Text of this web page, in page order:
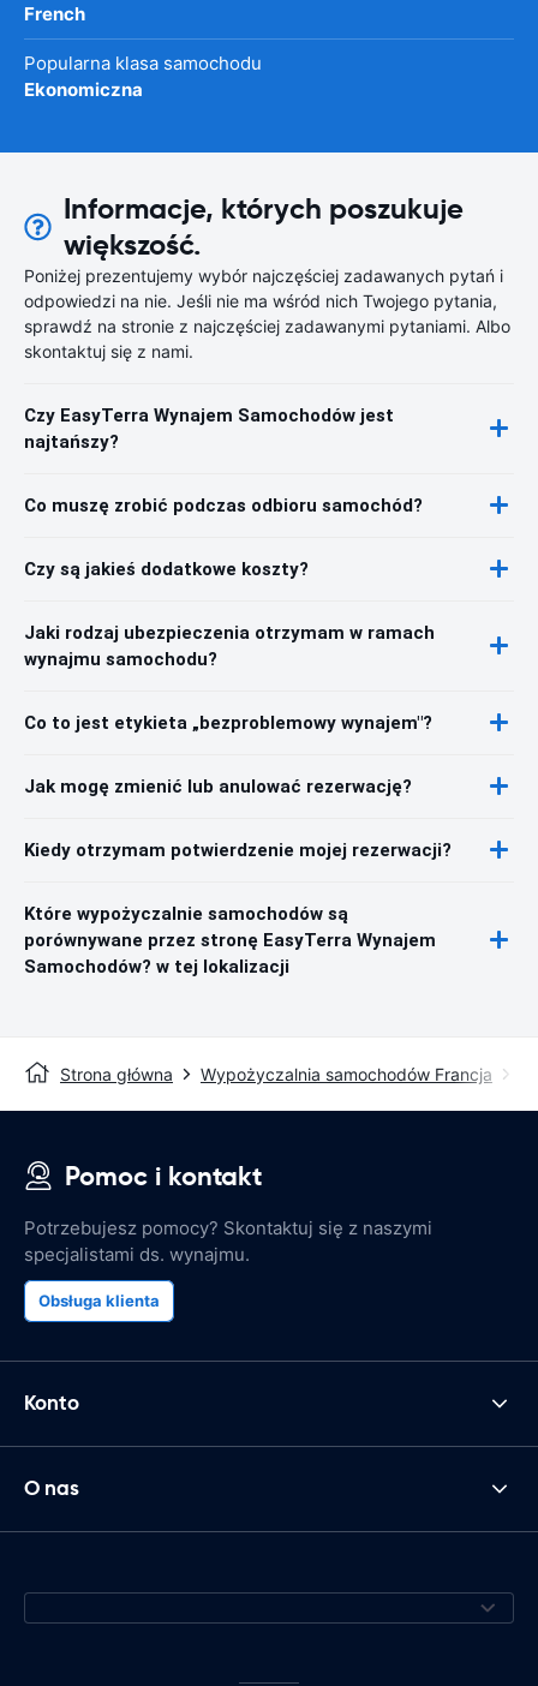
French
Popularna klasa samochodu
Ekonomiczna
Informacje, których poszukuje
większość.
Poniżej prezentujemy wybór najczęściej zadawanych pytań i
odpowiedzi na nie. Jeśli nie ma wśród nich Twojego pytania,
sprawdź na stronie z najczęściej zadawanymi pytaniami. Albo
skontaktuj się z nami.
Czy EasyTerra Wynajem Samochodów jest
najtańszy?
Co muszę zrobić podczas odbioru samochód?
Czy są jakieś dodatkowe koszty?
Jaki rodzaj ubezpieczenia otrzymam w ramach
wynajmu samochodu?
Co to jest etykieta „bezproblemowy wynajem"?
Jak mogę zmienić lub anulować rezerwację?
Kiedy otrzymam potwierdzenie mojej rezerwacji?
Które wypożyczalnie samochodów są
porównywane przez stronę EasyTerra Wynajem
Samochodów? w tej lokalizacji
Strona główna Wypożyczalnia samochodów Francja
Pomoc i kontakt
Potrzebujesz pomocy? Skontaktuj się z naszymi
specjalistami ds. wynajmu.
Obsługa klienta
Konto
O nas